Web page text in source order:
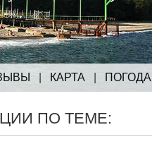
КАРТА ПОГОДА
ПО ТЕМЕ: